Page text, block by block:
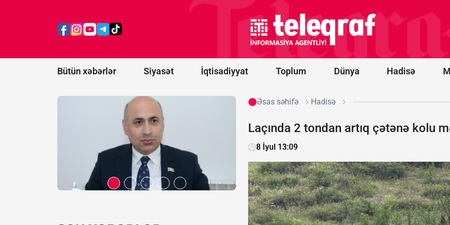
Bütün xəbərlər Siyasət İqtisadiyyat Toplum Dünya Hadisə
qəbul etdiyi
mesajdır
Cənubi Qafqaz
Dəmir Yolu
konsessiyasının
ləğvi ilə bağlı
rəsmi müraciət
daxil olmayıb
Əsas səhifə Hadisə
Laçında 2 tondan artıq çətənə kolu
8 İyul 13:09